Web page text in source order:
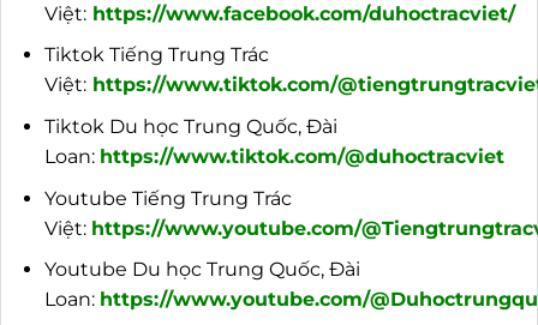
Việt: https://www.facebook.com/duhoctracviet/
Tiktok Tiếng Trung Trác
Việt: https://www.tiktok.com/
Tiktok Du học Trung Quốc, Đài
Loan: https://www.tiktok.com/@duhoctracviet
Youtube Tiếng Trung Trác
Việt: https://www.youtube.com/
Youtube Du học Trung Quốc, Đài
Loan: https://www.youtube.com/